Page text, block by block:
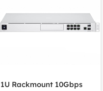
1U Rackmount 10Gbps